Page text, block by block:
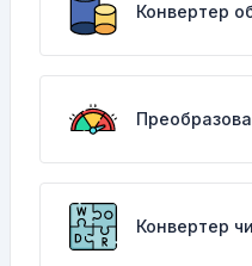
Конвертер
Конвертер